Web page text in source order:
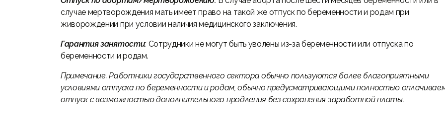
случае мертворождения мать имеет право на такой же отпуск по беременности и родам при
живорождении при условии наличия медицинского заключения.
Гарантия занятости: Сотрудники не могут быть уволены из-за беременности или отпуска по
беременности и родам.
Примечание. Работники государственного сектора обычно пользуются более благоприятными
условиями отпуска по беременности и родам, обычно предусматривающими полностью
отпуск с возможностью дополнительного продления без сохранения заработной платы.